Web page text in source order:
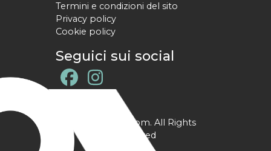
Termini e condizioni del sito
Privacy policy
Cookie policy
Seguici sui social
@ YPtrainer.com. All Rights
Reserved